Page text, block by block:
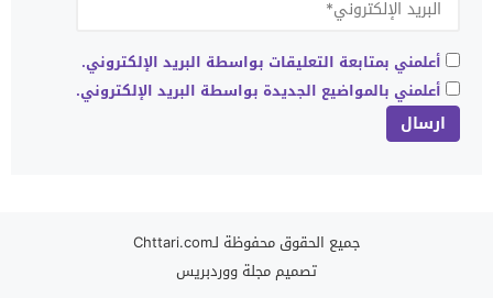
أعلمني بمتابعة التعليقات بواسطة البريد الإلكتروني.
أعلمني بالمواضيع الجديدة بواسطة البريد الإلكتروني.
جميع الحقوق محفوظة لـChttari.com
تصميممجلة ووردبريس